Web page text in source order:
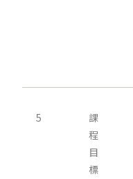
5
課
程
目
標